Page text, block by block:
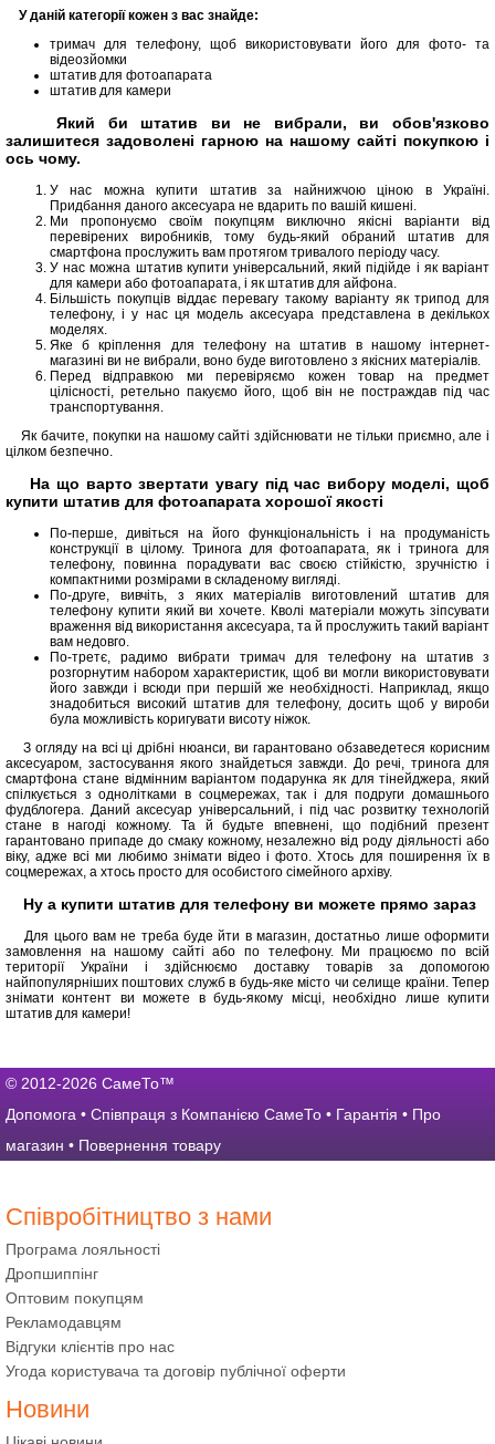
У даній категорії кожен з вас знайде:
тримач для телефону, щоб використовувати його для фото- та
відеозйомки
штатив для фотоапарата
штатив для камери
Який би штатив ви не вибрали, ви обов'язково
залишитеся задоволені гарною на нашому сайті покупкою і
ось чому.
У нас можна купити штатив за найнижчою ціною в Україні.
Придбання даного аксесуара не вдарить по вашій кишені.
Ми пропонуємо своїм покупцям виключно якісні варіанти від
перевірених виробників, тому будь-який обраний штатив для
смартфона прослужить вам протягом тривалого періоду часу.
У нас можна штатив купити універсальний, який підійде і як варіант
для камери або фотоапарата, і як штатив для айфона.
Більшість покупців віддає перевагу такому варіанту як трипод для
телефону, і у нас ця модель аксесуара представлена ​​в декількох
моделях.
Яке б кріплення для телефону на штатив в нашому інтернет-
магазині ви не вибрали, воно буде виготовлено з якісних матеріалів.
Перед відправкою ми перевіряємо кожен товар на предмет
цілісності, ретельно пакуємо його, щоб він не постраждав під час
транспортування.
Як бачите, покупки на нашому сайті здійснювати не тільки приємно, але і
цілком безпечно.
На що варто звертати увагу під час вибору моделі, щоб
купити штатив для фотоапарата хорошої якості
По-перше, дивіться на його функціональність і на продуманість
конструкції в цілому. Тринога для фотоапарата, як і тринога для
телефону, повинна порадувати вас своєю стійкістю, зручністю і
компактними розмірами в складеному вигляді.
По-друге, вивчіть, з яких матеріалів виготовлений штатив для
телефону купити який ви хочете. Кволі матеріали можуть зіпсувати
враження від використання аксесуара, та й прослужить такий варіант
вам недовго.
По-третє, радимо вибрати тримач для телефону на штатив з
розгорнутим набором характеристик, щоб ви могли використовувати
його завжди і всюди при першій же необхідності. Наприклад, якщо
знадобиться високий штатив для телефону, досить щоб у вироби
була можливість коригувати висоту ніжок.
З огляду на всі ці дрібні нюанси, ви гарантовано обзаведетеся корисним
аксесуаром, застосування якого знайдеться завжди. До речі, тринога для
смартфона стане відмінним варіантом подарунка як для тінейджера, який
спілкується з однолітками в соцмережах, так і для подруги домашнього
фудблогера. Даний аксесуар універсальний, і під час розвитку технологій
стане в нагоді кожному. Та й будьте впевнені, що подібний презент
гарантовано припаде до смаку кожному, незалежно від роду діяльності або
віку, адже всі ми любимо знімати відео і фото. Хтось для поширення їх в
соцмережах, а хтось просто для особистого сімейного архіву.
Ну а купити штатив для телефону ви можете прямо зараз
Для цього вам не треба буде йти в магазин, достатньо лише оформити
замовлення на нашому сайті або по телефону. Ми працюємо по всій
території України і здійснюємо доставку товарів за допомогою
найпопулярніших поштових служб в будь-яке місто чи селище країни. Тепер
знімати контент ви можете в будь-якому місці, необхідно лише купити
штатив для камери!
© 2012-2026 СамеТо™
Допомога • Співпраця з Компанією СамеТо • Гарантія • Про
магазин • Повернення товару
Співробітництво з нами
Програма лояльності
Дропшиппінг
Оптовим покупцям
Рекламодавцям
Відгуки клієнтів про нас
Угода користувача та договір публічної оферти
Новини